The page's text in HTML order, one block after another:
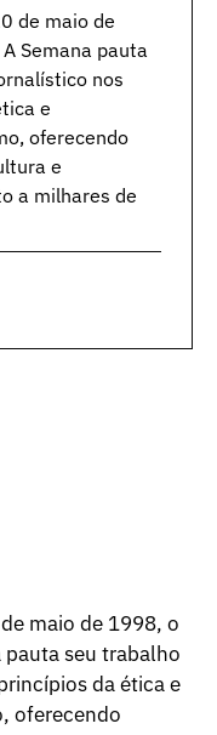
de maio de
Semana pauta
nos
e
oferecendo
e
a milhares de
maio de 1998, o
pauta seu trabalho
da ética e
oferecendo